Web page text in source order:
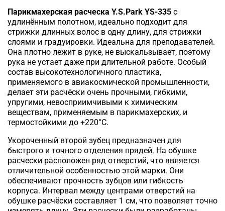
Парикмахерская расческа Y.S.Park YS-335 с
удлинённым полотном, идеально подходит для
стрижки длинных волос в одну длину, для стрижки
слоями и градуировки. Идеальна для преподавателей.
Она плотно лежит в руке, не выскальзывает, поэтому
рука не устает даже при длительной работе. Особый
состав высокотехнологичного пластика,
применяемого в авиакосмической промышленности,
делает эти расчёски очень прочными, гибкими,
упругими, невосприимчивыми к химическим
веществам, применяемым в парикмахерских, и
термостойкими до +220°С.
Укороченный второй зубец предназначен для
быстрого и точного отделения прядей. На обушке
расчески расположен ряд отверстий, что является
отличительной особенностью этой марки. Они
обеспечивают прочность зубцов или гибкость
корпуса. Интервал между центрами отверстий на
обушке расчёски составляет 1 см, что позволяет точно